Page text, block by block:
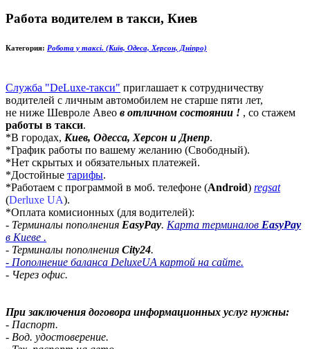
Работа водителем в такси, Киев
Категория: Робота у таксі. (Київ, Одеса, Херсон, Дніпро)
Служба "DeLuxe-такси" приглашает к сотрудничеству
водителей с личным автомобилем не старше пяти лет,
не ниже Шевроле Авео в отличном состоянии ! , со стажем
работы в такси.
*В городах, Киев, Одесса, Херсон и Днепр.
*График работы по вашему желанию (Свободный).
*Нет скрытых и обязательных платежей.
*Достойные тарифы.
*Работаем с программой в моб. телефоне (Android) regsat
(Derluxe UA).
*Оплата комисионных (для водителей):
- Терминалы пополнения EasyPay. Карта терминалов EasyPay
в Киеве .
- Терминалы пополнения City24.
- Пополнение баланса DeluxeUA картой на сайте.
- Через офис.
При заключения договора информационных услуг нужны:
- Паспорт.
- Вод. удостоверение.